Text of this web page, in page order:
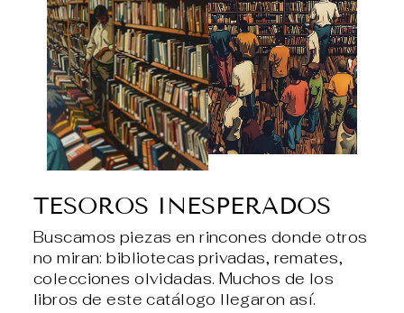
TESOROS INESPERADOS
Buscamos piezas en rincones donde otros
no miran: bibliotecas privadas, remates,
colecciones olvidadas. Muchos de los
libros de este catálogo llegaron así.